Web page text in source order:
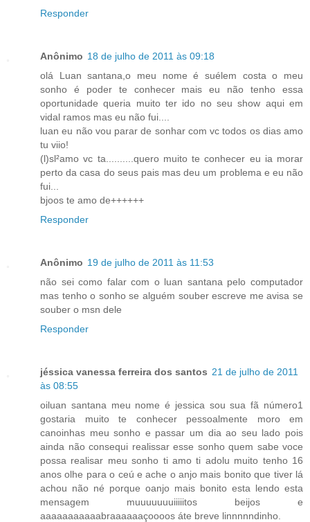
Responder
Anônimo 18 de julho de 2011 às 09:18
olá Luan santana,o meu nome é suélem costa o meu
sonho é poder te conhecer mais eu não tenho essa
oportunidade queria muito ter ido no seu show aqui em
vidal ramos mas eu não fui....
luan eu não vou parar de sonhar com vc todos os dias amo
tu viio!
(l)sl²amo vc ta..........quero muito te conhecer eu ia morar
perto da casa do seus pais mas deu um problema e eu não
fui...
bjoos te amo de++++++
Responder
Anônimo 19 de julho de 2011 às 11:53
não sei como falar com o luan santana pelo computador
mas tenho o sonho se alguém souber escreve me avisa se
souber o msn dele
Responder
jéssica vanessa ferreira dos santos 21 de julho de 2011
às 08:55
oiluan santana meu nome é jessica sou sua fã número1
gostaria muito te conhecer pessoalmente moro em
canoinhas meu sonho e passar um dia ao seu lado pois
ainda não consequi realissar esse sonho quem sabe voce
possa realisar meu sonho ti amo ti adolu muito tenho 16
anos olhe para o ceú e ache o anjo mais bonito que tiver lá
achou não né porque oanjo mais bonito esta lendo esta
mensagem muuuuuuuiiiiitos beijos e
aaaaaaaaaaabraaaaaaçoooos áte breve linnnnndinho.